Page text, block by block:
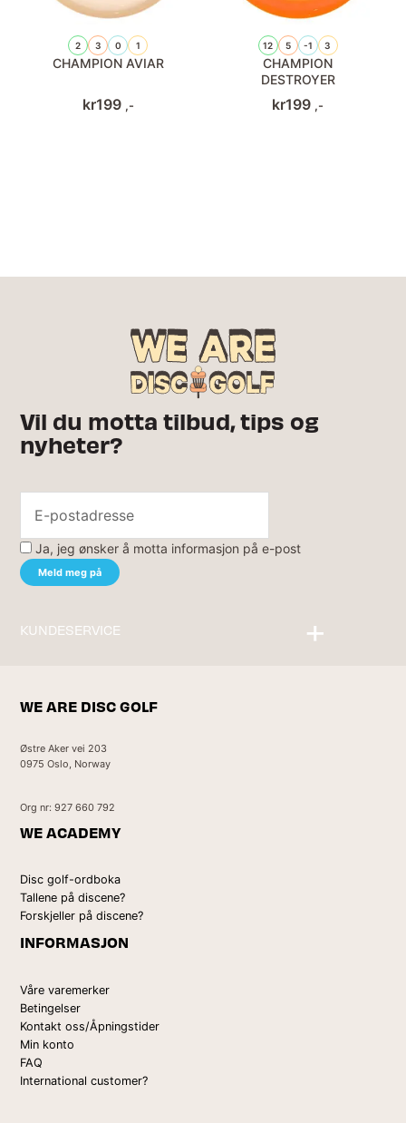
2 3 0 1
CHAMPION AVIAR
kr199 ,-
12 5 -1 3
CHAMPION
DESTROYER
kr199 ,-
Vil du motta tilbud, tips og
nyheter?
Ja, jeg ønsker å motta informasjon på e-post
KUNDESERVICE
WE ARE DISC GOLF
Østre Aker vei 203
0975 Oslo, Norway
Org nr: 927 660 792
WE ACADEMY
Disc golf-ordboka
Tallene på discene?
Forskjeller på discene?
INFORMASJON
Våre varemerker
Betingelser
Kontakt oss/Åpningstider
Min konto
FAQ
International customer?